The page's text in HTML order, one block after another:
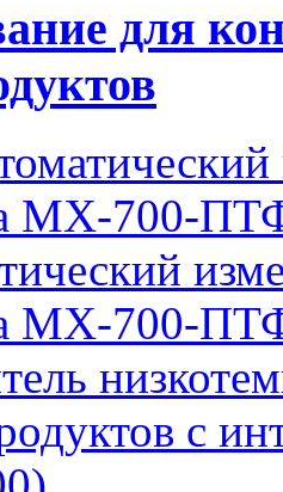
для
МХ-700-
МХ-700-
с